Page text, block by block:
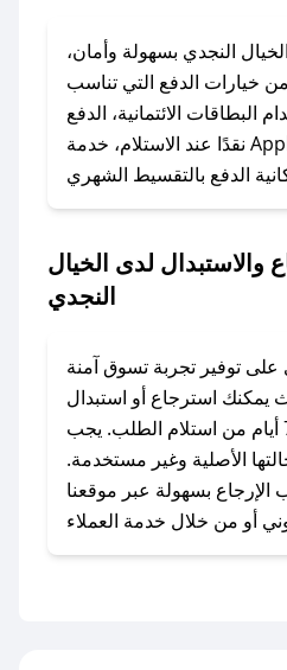
مع فريق دعم صحصح عبر
تويتر أو البريد الإلكتروني،
في أسرع وقت ممكن.
### ماذا أفعل إذا لم أجد كود خصم لمتجري
المفضل؟
على توفير الكوبونات في
أسرع وقت ممكن.
### كيف تحصل على كوبونات خصم حصرية من
الخيال النجدي؟
وخصومات حصرية، قم بما
يلي:
- اضغط على أيقونة متابعة لمتجر الخيال النجدي في
تطبيق صحصح.
النجدي بسهولة وأمان،
خيارات الدفع التي تناسب
البطاقات الائتمانية، الدفع
نقدًا عند الاستلام، خدمة Apple Pay، بالإضافة إلى
والاستبدال لدى الخيال
النجدي
توفير تجربة تسوق آمنة
يمكنك استرجاع أو استبدال
المنتجات مجانًا خلال 7 أيام من استلام الطلب. يجب
الأصلية وغير مستخدمة.
بسهولة عبر موقعنا